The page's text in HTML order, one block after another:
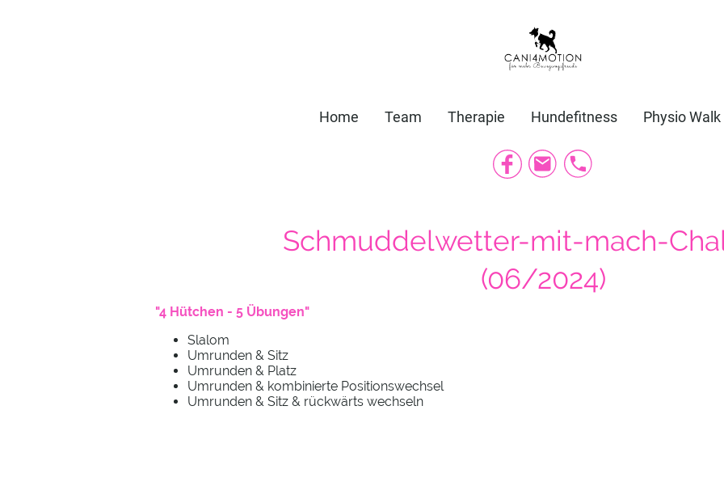
Home Team Therapie Hundefitness Physio Walk
Schmuddelwetter-mit-mach-
(06/2024)
"4 Hütchen - 5 Übungen"
Slalom
Umrunden & Sitz
Umrunden & Platz
Umrunden & kombinierte Positionswechsel
Umrunden & Sitz & rückwärts wechseln